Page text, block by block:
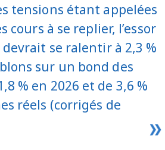
tensions étant appelées
cours à se replier, l’essor
se ralentir à 2,3 %
sur un bond des
% en 2026 et de 3,6 %
réels (corrigés de